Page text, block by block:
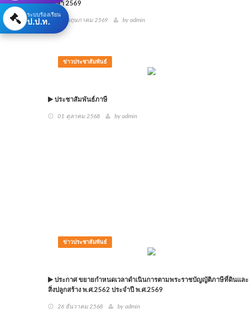
ศึกษา 2569
18 พฤษภาคม 2569 by admin
ข่าวประชาสัมพันธ์
ประชาสัมพันธ์ภาษี
01 ตุลาคม 2568 by admin
ข่าวประชาสัมพันธ์
ประกาศ ขยายกำหนดเวลาดำเนินการตามพระราชบัญญัติภาษีที่ดินและ
สิ่งปลูกสร้าง พ.ศ.2562 ประจำปี พ.ศ.2569
26 ธันวาคม 2568 by admin
ระบบร้องเรียน
ป.ป.ท.